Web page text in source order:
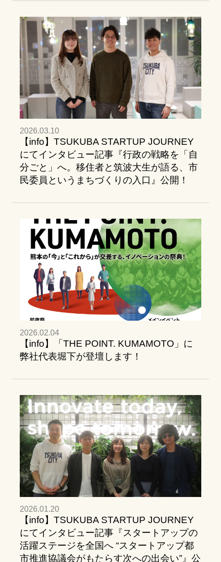
2026.03.10
【info】TSUKUBA STARTUP JOURNEY
にてインタビュー記事『行政の戦略を「自
分ごと」へ。移住者と筑波大生が語る、市
民委員というまちづくりの入口』公開！
2026.02.04
【info】「THE POINT. KUMAMOTO」に
弊社代表堀下が登壇します！
2026.01.20
【info】TSUKUBA STARTUP JOURNEY
にてインタビュー記事『スタートアップの
活躍ステージを全国へ “スタートアップ都
市推進協議会がもたらす次への出会い”』公